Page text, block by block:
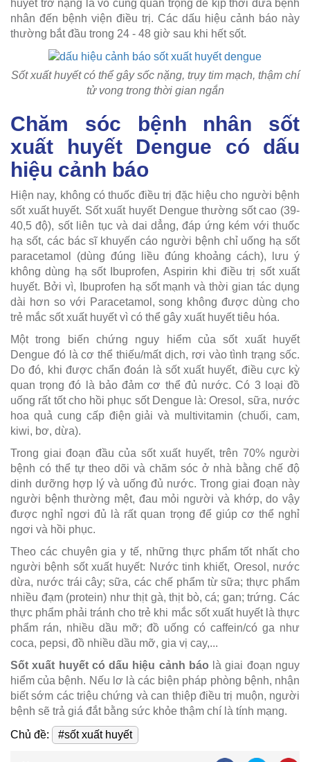
huyết trở nặng là vô cùng quan trọng để kịp thời đưa bệnh
nhân đến bệnh viện điều trị. Các dấu hiệu cảnh báo này
thường bắt đầu trong 24 - 48 giờ sau khi hết sốt.
Sốt xuất huyết có thể gây sốc nặng, trụy tim mạch, thậm chí
tử vong trong thời gian ngắn
Chăm sóc bệnh nhân sốt
xuất huyết Dengue có dấu
hiệu cảnh báo
Hiện nay, không có thuốc điều trị đặc hiệu cho người bệnh
sốt xuất huyết. Sốt xuất huyết Dengue thường sốt cao (39-
40,5 độ), sốt liên tục và dai dẳng, đáp ứng kém với thuốc
hạ sốt, các bác sĩ khuyến cáo người bệnh chỉ uống hạ sốt
paracetamol (dùng đúng liều đúng khoảng cách), lưu ý
không dùng hạ sốt Ibuprofen, Aspirin khi điều trị sốt xuất
huyết. Bởi vì, Ibuprofen hạ sốt mạnh và thời gian tác dụng
dài hơn so với Paracetamol, song không được dùng cho
trẻ mắc sốt xuất huyết vì có thể gây xuất huyết tiêu hóa.
Một trong biến chứng nguy hiểm của sốt xuất huyết
Dengue đó là cơ thể thiếu/mất dịch, rơi vào tình trạng sốc.
Do đó, khi được chẩn đoán là sốt xuất huyết, điều cực kỳ
quan trọng đó là bảo đảm cơ thể đủ nước. Có 3 loại đồ
uống rất tốt cho hồi phục sốt Dengue là: Oresol, sữa, nước
hoa quả cung cấp điện giải và multivitamin (chuối, cam,
kiwi, bơ, dừa).
Trong giai đoạn đầu của sốt xuất huyết, trên 70% người
bệnh có thể tự theo dõi và chăm sóc ở nhà bằng chế độ
dinh dưỡng hợp lý và uống đủ nước. Trong giai đoạn này
người bệnh thường mệt, đau mỏi người và khớp, do vậy
được nghỉ ngơi đủ là rất quan trọng để giúp cơ thể nghỉ
ngơi và hồi phục.
Theo các chuyên gia y tế, những thực phẩm tốt nhất cho
người bệnh sốt xuất huyết: Nước tinh khiết, Oresol, nước
dừa, nước trái cây; sữa, các chế phẩm từ sữa; thực phẩm
nhiều đạm (protein) như thịt gà, thịt bò, cá; gan; trứng. Các
thực phẩm phải tránh cho trẻ khi mắc sốt xuất huyết là thực
phẩm rán, nhiều dầu mỡ; đồ uống có caffein/có ga như
coca, pepsi, đồ nhiều dầu mỡ, gia vị cay,...
Sốt xuất huyết có dấu hiệu cảnh báo là giai đoạn nguy
hiểm của bệnh. Nếu lơ là các biện pháp phòng bệnh, nhận
biết sớm các triệu chứng và can thiệp điều trị muộn, người
bệnh sẽ trả giá đắt bằng sức khỏe thậm chí là tính mạng.
Chủ đề:
#sốt xuất huyết